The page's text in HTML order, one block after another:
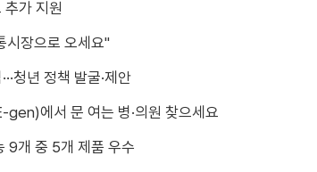
추가 지원
시장으로 오세요"
청년 정책 발굴·제안
gen)에서 문 여는 병·의원 찾으세요
9개 중 5개 제품 우수